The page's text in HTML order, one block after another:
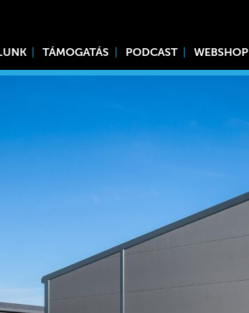
TÁMOGATÁS PODCAST WEBSHOP